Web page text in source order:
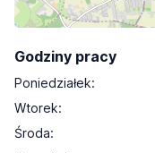
Godziny pracy
Poniedziałek:
Wtorek:
Środa: